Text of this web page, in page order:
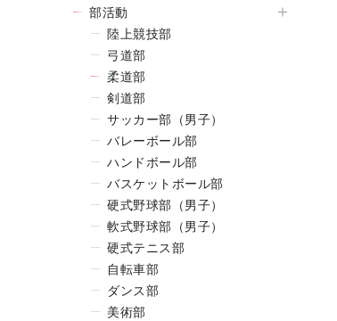
部活動
陸上競技部
弓道部
柔道部
剣道部
サッカー部（男子）
バレーボール部
ハンドボール部
バスケットボール部
硬式野球部（男子）
軟式野球部（男子）
硬式テニス部
自転車部
ダンス部
美術部